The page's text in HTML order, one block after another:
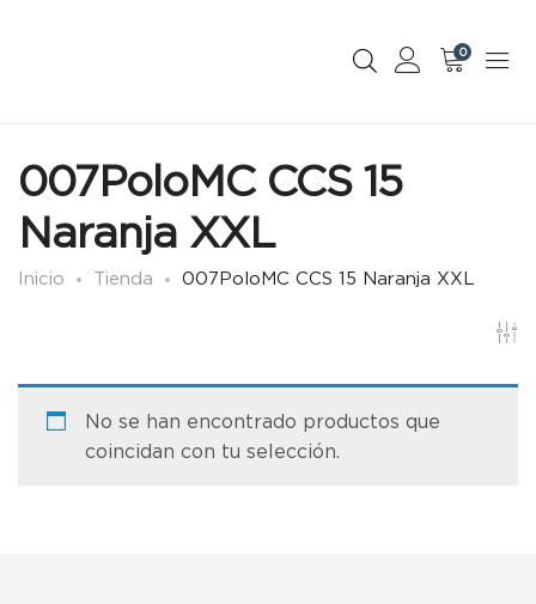
0
007PoloMC CCS 15
Naranja XXL
Inicio Tienda 007PoloMC CCS 15 Naranja XXL
No se han encontrado productos que
coincidan con tu selección.